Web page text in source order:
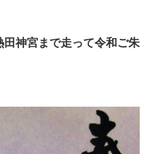
田神宮まで走って令和ご朱